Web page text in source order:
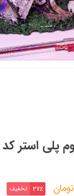
پلی استر کد 200
تومان 27٪ تخفیف